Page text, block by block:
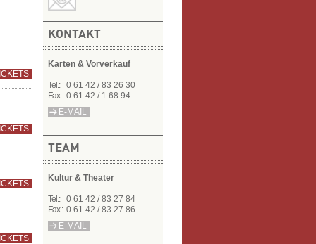
KONTAKT
Karten & Vorverkauf
Tel.:
0 61 42 / 83 26 30
Fax.: 0 61 42 / 1 68 94
E-MAIL
TEAM
Kultur & Theater
Tel.:
0 61 42 / 83 27 84
Fax.: 0 61 42 / 83 27 86
E-MAIL